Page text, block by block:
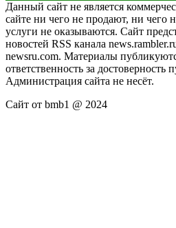
Данный сайт не является
сайте ни чего не продают, ни чего
услуги не оказываются. Сайт
новостей RSS канала
newsru.com. Материалы
ответственность за достоверность
Администрация сайта не несёт.
Сайт от bmb1 @ 2024